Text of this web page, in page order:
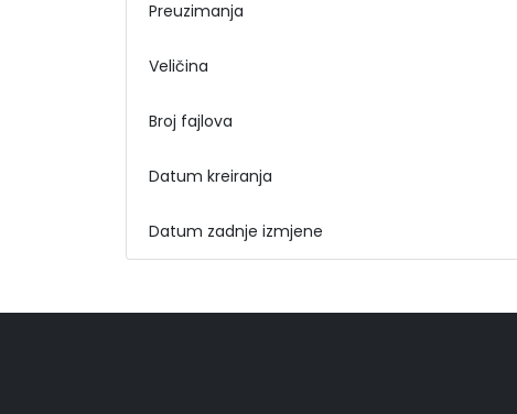
Preuzimanja
Veličina
Broj fajlova
Datum kreiranja
Datum zadnje izmjene